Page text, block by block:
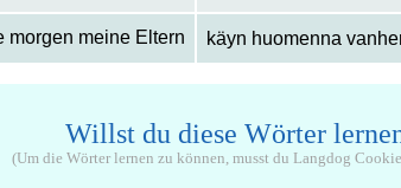
morgen meine Eltern käyn huomenna
Willst du diese Wörter
(Um die Wörter lernen zu können, musst du Langdog